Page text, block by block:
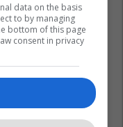
data on the basis
to by managing
bottom of this page
consent in privacy